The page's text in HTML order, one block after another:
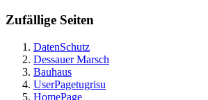
Zufällige Seiten
DatenSchutz
Dessauer Marsch
Bauhaus
UserPagetugrisu
HomePage